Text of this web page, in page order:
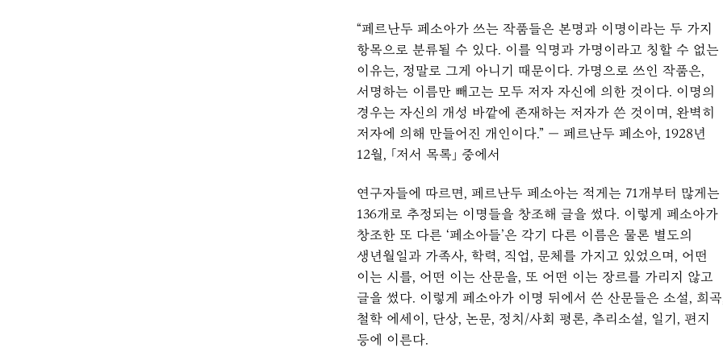
“페르난두 페소아가 쓰는 작품들은 본명과 이명이라는 두 가지
항목으로 분류될 수 있다. 이를 익명과 가명이라고 칭할 수 없는
이유는, 정말로 그게 아니기 때문이다. 가명으로 쓰인 작품은,
서명하는 이름만 빼고는 모두 저자 자신에 의한 것이다. 이명의
경우는 자신의 개성 바깥에 존재하는 저자가 쓴 것이며, 완벽히
저자에 의해 만들어진 개인이다.” — 페르난두 페소아, 1928년
12월, 「저서 목록」 중에서
연구자들에 따르면, 페르난두 페소아는 적게는 71개부터 많게는
136개로 추정되는 이명들을 창조해 글을 썼다. 이렇게 페소아가
창조한 또 다른 ‘페소아들’은 각기 다른 이름은 물론 별도의
생년월일과 가족사, 학력, 직업, 문체를 가지고 있었으며, 어떤
이는 시를, 어떤 이는 산문을, 또 어떤 이는 장르를 가리지 않고
글을 썼다. 이렇게 페소아가 이명 뒤에서 쓴 산문들은 소설, 희
철학 에세이, 단상, 논문, 정치/사회 평론, 추리소설, 일기, 편지
등에 이른다.